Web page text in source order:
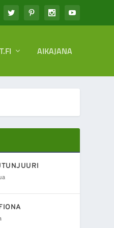
AIKAJANA